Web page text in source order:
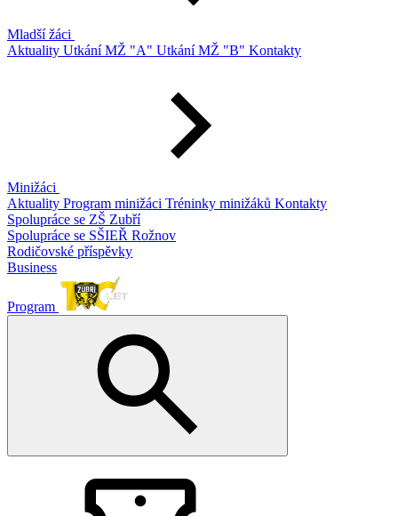
Mladší žáci
Aktuality Utkání MŽ "A" Utkání MŽ "B" Kontakty
Minižáci
Aktuality Program minižáci Tréninky minižáků Kontakty
Spolupráce se ZŠ Zubří
Spolupráce se SŠIEŘ Rožnov
Rodičovské příspěvky
Business
Program